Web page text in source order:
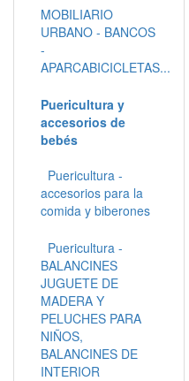
MOBILIARIO
URBANO - BANCOS
-
APARCABICICLETAS...
Puericultura y
accesorios de
bebés
Puericultura -
accesorios para la
comida y biberones
Puericultura -
BALANCINES
JUGUETE DE
MADERA Y
PELUCHES PARA
NIÑOS,
BALANCINES DE
INTERIOR